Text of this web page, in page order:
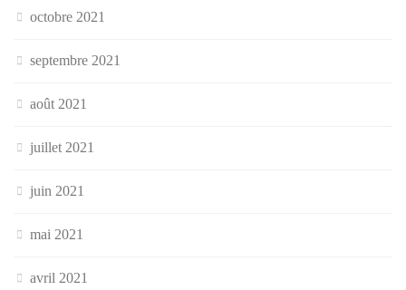
octobre 2021
septembre 2021
août 2021
juillet 2021
juin 2021
mai 2021
avril 2021